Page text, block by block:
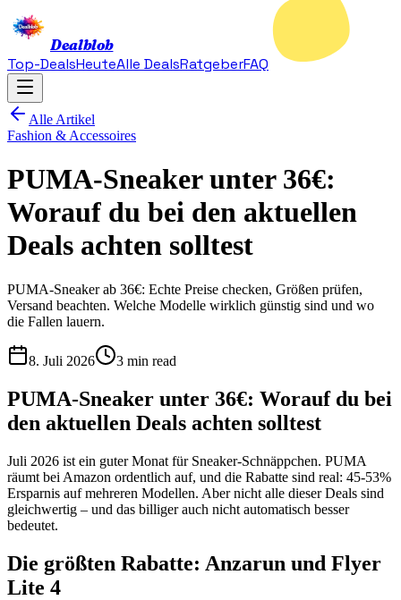
Dealblob
Top-DealsHeuteAlle DealsRatgeberFAQ
Alle Artikel
Fashion & Accessoires
PUMA-Sneaker unter 36€:
Worauf du bei den aktuellen
Deals achten solltest
PUMA-Sneaker ab 36€: Echte Preise checken, Größen prüfen,
Versand beachten. Welche Modelle wirklich günstig sind und wo
die Fallen lauern.
8. Juli 2026 3 min read
PUMA-Sneaker unter 36€: Worauf du bei
den aktuellen Deals achten solltest
Juli 2026 ist ein guter Monat für Sneaker-Schnäppchen. PUMA
räumt bei Amazon ordentlich auf, und die Rabatte sind real: 45-53%
Ersparnis auf mehreren Modellen. Aber nicht alle dieser Deals sind
gleichwertig – und das billiger auch nicht automatisch besser
bedeutet.
Die größten Rabatte: Anzarun und Flyer
Lite 4